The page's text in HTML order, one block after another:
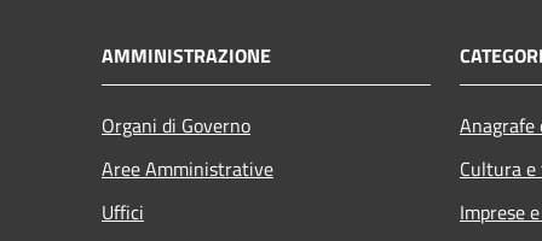
AMMINISTRAZIONE
Organi di Governo
Aree Amministrative
Uffici
Cultura
Imprese